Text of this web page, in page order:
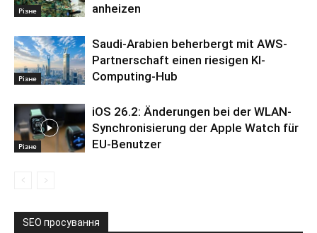
Різне
anheizen
Різне
Saudi-Arabien beherbergt mit AWS-
Partnerschaft einen riesigen KI-
Computing-Hub
Різне
iOS 26.2: Änderungen bei der WLAN-
Synchronisierung der Apple Watch für
EU-Benutzer
SEO просування